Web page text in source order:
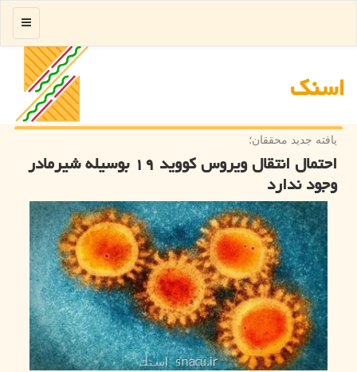
اسنك
منو
یافته جدید محققان؛
احتمال انتقال ویروس كووید ۱۹ بوسیله شیرمادر
وجود ندارد